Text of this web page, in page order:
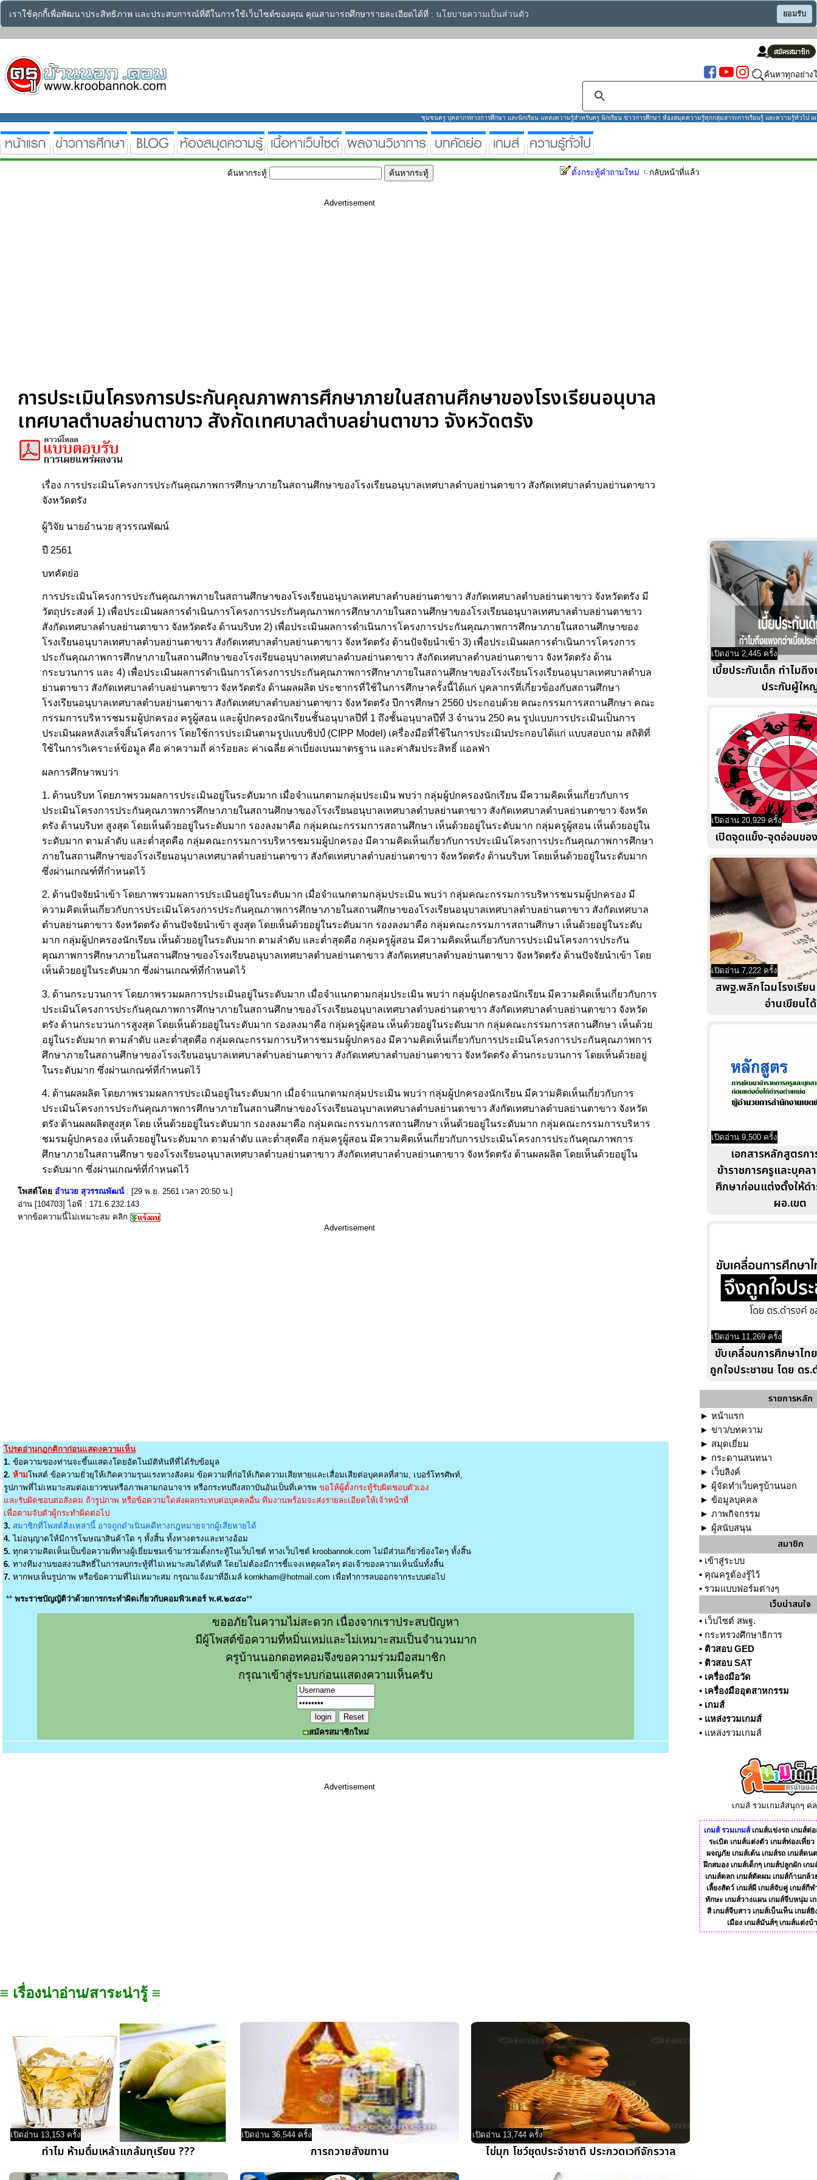
เราใช้คุกกี้เพื่อพัฒนาประสิทธิภาพ และประสบการณ์ที่ดีในการใช้เว็บไซต์ของคุณ คุณสามารถศึกษารายละเอียดได้ที่ : นโยบายความเป็นส่วนตัว ยอมรับ
ค้นหาทุกอย่าง
ชุมชนครู บุคลากรทางการศึกษา และนักเรียน แหล่งความรู้สำหรับครู นักเรียน ข่าวการศึกษา ห้องสมุดความรู้ทุกกลุ่มสาระการเรียนรู้ และความรู้ทั่วไป เ
ค้นหากระทู้ ตั้งกระทู้คำถามใหม่ กลับหน้าที่แล้ว
Advertisement
การประเมินโครงการประกันคุณภาพการศึกษาภายในสถานศึกษาของโรงเรียนอนุบาล
เทศบาลตำบลย่านตาขาว สังกัดเทศบาลตำบลย่านตาขาว จังหวัดตรัง
เรื่อง การประเมินโครงการประกันคุณภาพการศึกษาภายในสถานศึกษาของโรงเรียนอนุบาลเทศบาลตำบลย่านตาขาว สังกัดเทศบาลตำบลย่านตาขาว
จังหวัดตรัง
ผู้วิจัย นายอำนวย สุวรรณพัฒน์
ปี 2561
บทคัดย่อ
การประเมินโครงการประกันคุณภาพภายในสถานศึกษาของโรงเรียนอนุบาลเทศบาลตำบลย่านตาขาว สังกัดเทศบาลตำบลย่านตาขาว จังหวัดตรัง มี
วัตถุประสงค์ 1) เพื่อประเมินผลการดำเนินการโครงการประกันคุณภาพการศึกษาภายในสถานศึกษาของโรงเรียนอนุบาลเทศบาลตำบลย่านตาขาว
สังกัดเทศบาลตำบลย่านตาขาว จังหวัดตรัง ด้านบริบท 2) เพื่อประเมินผลการดำเนินการโครงการประกันคุณภาพการศึกษาภายในสถานศึกษาของ
โรงเรียนอนุบาลเทศบาลตำบลย่านตาขาว สังกัดเทศบาลตำบลย่านตาขาว จังหวัดตรัง ด้านปัจจัยนำเข้า 3) เพื่อประเมินผลการดำเนินการโครงการ
ประกันคุณภาพการศึกษาภายในสถานศึกษาของโรงเรียนอนุบาลเทศบาลตำบลย่านตาขาว สังกัดเทศบาลตำบลย่านตาขาว จังหวัดตรัง ด้าน
กระบวนการ และ 4) เพื่อประเมินผลการดำเนินการโครงการประกันคุณภาพการศึกษาภายในสถานศึกษาของโรงเรียนโรงเรียนอนุบาลเทศบาลตำบล
ย่านตาขาว สังกัดเทศบาลตำบลย่านตาขาว จังหวัดตรัง ด้านผลผลิต ประชากรที่ใช้ในการศึกษาครั้งนี้ได้แก่ บุคลากรที่เกี่ยวข้องกับสถานศึกษา
โรงเรียนอนุบาลเทศบาลตำบลย่านตาขาว สังกัดเทศบาลตำบลย่านตาขาว จังหวัดตรัง ปีการศึกษา 2560 ประกอบด้วย คณะกรรมการสถานศึกษา คณะ
กรรมการบริหารชมรมผู้ปกครอง ครูผู้สอน และผู้ปกครองนักเรียนชั้นอนุบาลปีที่ 1 ถึงชั้นอนุบาลปีที่ 3 จำนวน 250 คน รูปแบบการประเมินเป็นการ
ประเมินผลหลังเสร็จสิ้นโครงการ โดยใช้การประเมินตามรูปแบบซิปป์ (CIPP Model) เครื่องมือที่ใช้ในการประเมินประกอบได้แก่ แบบสอบถาม สถิติที่
ใช้ในการวิเคราะห์ข้อมูล คือ ค่าความถี่ ค่าร้อยละ ค่าเฉลี่ย ค่าเบี่ยงเบนมาตรฐาน และค่าสัมประสิทธิ์ แอลฟ่า
ผลการศึกษาพบว่า
1. ด้านบริบท โดยภาพรวมผลการประเมินอยู่ในระดับมาก เมื่อจำแนกตามกลุ่มประเมิน พบว่า กลุ่มผู้ปกครองนักเรียน มีความคิดเห็นเกี่ยวกับการ
ประเมินโครงการประกันคุณภาพการศึกษาภายในสถานศึกษาของโรงเรียนอนุบาลเทศบาลตำบลย่านตาขาว สังกัดเทศบาลตำบลย่านตาขาว จังหวัด
ตรัง ด้านบริบท สูงสุด โดยเห็นด้วยอยู่ในระดับมาก รองลงมาคือ กลุ่มคณะกรรมการสถานศึกษา เห็นด้วยอยู่ในระดับมาก กลุ่มครูผู้สอน เห็นด้วยอยู่ใน
ระดับมาก ตามลำดับ และต่ำสุดคือ กลุ่มคณะกรรมการบริหารชมรมผู้ปกครอง มีความคิดเห็นเกี่ยวกับการประเมินโครงการประกันคุณภาพการศึกษา
ภายในสถานศึกษาของโรงเรียนอนุบาลเทศบาลตำบลย่านตาขาว สังกัดเทศบาลตำบลย่านตาขาว จังหวัดตรัง ด้านบริบท โดยเห็นด้วยอยู่ในระดับมาก
ซึ่งผ่านเกณฑ์ที่กำหนดไว้
2. ด้านปัจจัยนำเข้า โดยภาพรวมผลการประเมินอยู่ในระดับมาก เมื่อจำแนกตามกลุ่มประเมิน พบว่า กลุ่มคณะกรรมการบริหารชมรมผู้ปกครอง มี
ความคิดเห็นเกี่ยวกับการประเมินโครงการประกันคุณภาพการศึกษาภายในสถานศึกษาของโรงเรียนอนุบาลเทศบาลตำบลย่านตาขาว สังกัดเทศบาล
ตำบลย่านตาขาว จังหวัดตรัง ด้านปัจจัยนำเข้า สูงสุด โดยเห็นด้วยอยู่ในระดับมาก รองลงมาคือ กลุ่มคณะกรรมการสถานศึกษา เห็นด้วยอยู่ในระดับ
มาก กลุ่มผู้ปกครองนักเรียน เห็นด้วยอยู่ในระดับมาก ตามลำดับ และต่ำสุดคือ กลุ่มครูผู้สอน มีความคิดเห็นเกี่ยวกับการประเมินโครงการประกัน
คุณภาพการศึกษาภายในสถานศึกษาของโรงเรียนอนุบาลเทศบาลตำบลย่านตาขาว สังกัดเทศบาลตำบลย่านตาขาว จังหวัดตรัง ด้านปัจจัยนำเข้า โดย
เห็นด้วยอยู่ในระดับมาก ซึ่งผ่านเกณฑ์ที่กำหนดไว้
3. ด้านกระบวนการ โดยภาพรวมผลการประเมินอยู่ในระดับมาก เมื่อจำแนกตามกลุ่มประเมิน พบว่า กลุ่มผู้ปกครองนักเรียน มีความคิดเห็นเกี่ยวกับการ
ประเมินโครงการประกันคุณภาพการศึกษาภายในสถานศึกษาของโรงเรียนอนุบาลเทศบาลตำบลย่านตาขาว สังกัดเทศบาลตำบลย่านตาขาว จังหวัด
ตรัง ด้านกระบวนการสูงสุด โดยเห็นด้วยอยู่ในระดับมาก รองลงมาคือ กลุ่มครูผู้สอน เห็นด้วยอยู่ในระดับมาก กลุ่มคณะกรรมการสถานศึกษา เห็นด้วย
อยู่ในระดับมาก ตามลำดับ และต่ำสุดคือ กลุ่มคณะกรรมการบริหารชมรมผู้ปกครอง มีความคิดเห็นเกี่ยวกับการประเมินโครงการประกันคุณภาพการ
ศึกษาภายในสถานศึกษาของโรงเรียนอนุบาลเทศบาลตำบลย่านตาขาว สังกัดเทศบาลตำบลย่านตาขาว จังหวัดตรัง ด้านกระบวนการ โดยเห็นด้วยอยู่
ในระดับมาก ซึ่งผ่านเกณฑ์ที่กำหนดไว้
4. ด้านผลผลิต โดยภาพรวมผลการประเมินอยู่ในระดับมาก เมื่อจำแนกตามกลุ่มประเมิน พบว่า กลุ่มผู้ปกครองนักเรียน มีความคิดเห็นเกี่ยวกับการ
ประเมินโครงการประกันคุณภาพการศึกษาภายในสถานศึกษาของโรงเรียนอนุบาลเทศบาลตำบลย่านตาขาว สังกัดเทศบาลตำบลย่านตาขาว จังหวัด
ตรัง ด้านผลผลิตสูงสุด โดย เห็นด้วยอยู่ในระดับมาก รองลงมาคือ กลุ่มคณะกรรมการสถานศึกษา เห็นด้วยอยู่ในระดับมาก กลุ่มคณะกรรมการบริหาร
ชมรมผู้ปกครอง เห็นด้วยอยู่ในระดับมาก ตามลำดับ และต่ำสุดคือ กลุ่มครูผู้สอน มีความคิดเห็นเกี่ยวกับการประเมินโครงการประกันคุณภาพการ
ศึกษาภายในสถานศึกษา ของโรงเรียนอนุบาลเทศบาลตำบลย่านตาขาว สังกัดเทศบาลตำบลย่านตาขาว จังหวัดตรัง ด้านผลผลิต โดยเห็นด้วยอยู่ใน
ระดับมาก ซึ่งผ่านเกณฑ์ที่กำหนดไว้
โพสต์โดย อำนวย สุวรรณพัฒน์ : [29 พ.ย. 2561 เวลา 20:50 น.]
อ่าน [104703] ไอพี : 171.6.232.143
หากข้อความนี้ไม่เหมาะสม คลิก
Advertisement
โปรดอ่านกฎกติกาก่อนแสดงความเห็น
1. ข้อความของท่านจะขึ้นแสดงโดยอัตโนมัติทันทีที่ได้รับข้อมูล
2. ห้ามโพสต์ ข้อความยั่วยุให้เกิดความรุนแรงทางสังคม ข้อความที่ก่อให้เกิดความเสียหายและเสื่อมเสียต่อบุคคลที่สาม, เบอร์โทรศัพท์,
รูปภาพที่ไม่เหมาะสมต่อเยาวชนหรือภาพลามกอนาจาร หรือกระทบถึงสถาบันอันเป็นที่เคารพ ขอให้ผู้ตั้งกระทู้รับผิดชอบตัวเอง
และรับผิดชอบต่อสังคม ถ้ารูปภาพ หรือข้อความใดส่งผลกระทบต่อบุคคลอื่น ทีมงานพร้อมจะส่งรายละเอียดให้เจ้าหน้าที่
เพื่อตามจับตัวผู้กระทำผิดต่อไป
3. สมาชิกที่โพสต์สิ่งเหล่านี้ อาจถูกดำเนินคดีทางกฎหมายจากผู้เสียหายได้
4. ไม่อนุญาตให้มีการโฆษณาสินค้าใด ๆ ทั้งสิ้น ทั้งทางตรงและทางอ้อม
5. ทุกความคิดเห็นเป็นข้อความที่ทางผู้เยี่ยมชมเข้ามาร่วมตั้งกระทู้ในเว็บไซต์ ทางเว็บไซต์ kroobannok.com ไม่มีส่วนเกี่ยวข้องใดๆ ทั้งสิ้น
6. ทางทีมงานขอสงวนสิทธิ์ในการลบกระทู้ที่ไม่เหมาะสมได้ทันที โดยไม่ต้องมีการชี้แจงเหตุผลใดๆ ต่อเจ้าของความเห็นนั้นทั้งสิ้น
7. หากพบเห็นรูปภาพ หรือข้อความที่ไม่เหมาะสม กรุณาแจ้งมาที่อีเมล์ kornkham@hotmail.com เพื่อทำการลบออกจากระบบต่อไป
** พระราชบัญญัติว่าด้วยการกระทำผิดเกี่ยวกับคอมพิวเตอร์ พ.ศ.๒๕๕๐**
ขออภัยในความไม่สะดวก เนื่องจากเราประสบปัญหา
มีผู้โพสต์ข้อความที่หมิ่นเหม่และไม่เหมาะสมเป็นจำนวนมาก
ครูบ้านนอกดอทคอมจึงขอความร่วมมือสมาชิก
กรุณาเข้าสู่ระบบก่อนแสดงความเห็นครับ
สมัครสมาชิกใหม่
Advertisement
≡ เรื่องน่าอ่าน/สาระน่ารู้ ≡
เปิดอ่าน 13,153 ครั้ง
ทำไม ห้ามดื่มเหล้าแกล้มทุเรียน ???
เปิดอ่าน 36,544 ครั้ง
การถวายสังฆทาน
เปิดอ่าน 13,744 ครั้ง
ไข่มุก โชว์ชุดประจำชาติ ประกวดเวทีจักรวาล
เปิดอ่าน 2,445 ครั้ง
เบี้ยประกันเด็ก ทำไมถึ
ประกันผู้ให
เปิดอ่าน 20,929 ครั้ง
เปิดจุดแข็ง-จุดอ่อนขอ
เปิดอ่าน 7,222 ครั้ง
สพฐ.พลิกโฉมโรงเรีย
อ่านเขียนได้
เปิดอ่าน 9,500 ครั้ง
เอกสารหลักสูตรก
ข้าราชการครูและบุคล
ศึกษาก่อนแต่งตั้งให้ด
ผอ.เขต
เปิดอ่าน 11,269 ครั้ง
ขับเคลื่อนการศึกษาไท
ถูกใจประชาชน โดย ดร
รายการหลัก
► หน้าแรก
► ข่าว/บทความ
► สมุดเยี่ยม
► กระดานสนทนา
► เว็บลิงค์
► ผู้จัดทำเว็บครูบ้านนอก
► ข้อมูลบุคคล
► ภาพกิจกรรม
► ผู้สนับสนุน
สมาชิก
• เข้าสู่ระบบ
• คุณครูต้องรู้ไว้
• รวมแบบฟอร์มต่างๆ
เว็บน่าสนใจ
• เว็บไซต์ สพฐ.
• กระทรวงศึกษาธิการ
• ติวสอบ GED
• ติวสอบ SAT
• เครื่องมือวัด
• เครื่องมืออุตสาหกรรม
• เกมส์
• แหล่งรวมเกมส์
• แหล่งรวมเกมส์
เกมส์ รวมเกมส์สนุกๆ ค
เกมส์ รวมเกมส์ เกมส์แข่งรถ เกมส์ต่อ
ระเบิด เกมส์แต่งตัว เกมส์ท่องเที่ยว
ผจญภัย เกมส์เต้น เกมส์รถ เกมส์ดน
ฝึกสมอง เกมส์เด็กๆ เกมส์ปลูกผัก เก
เกมส์ตลก เกมส์ตัดผม เกมส์ก้านกล้ว
เลี้ยงสัตว์ เกมส์ผี เกมส์จับคู่ เกมส์กีฬ
ทักษะ เกมส์วางแผน เกมส์จีบหนุ่ม เ
สี เกมส์จีบสาว เกมส์เบ็นเท็น เกมส์ยิ
เมือง เกมส์มันส์ๆ เกมส์แต่งบ้